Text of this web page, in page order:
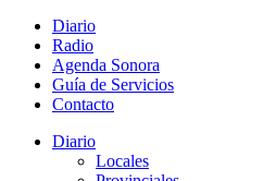
Diario
Radio
Agenda Sonora
Guía de Servicios
Contacto
Diario
Locales